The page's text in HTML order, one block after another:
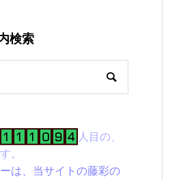
検索
人目の、
。
は、当サイトの藤彩の